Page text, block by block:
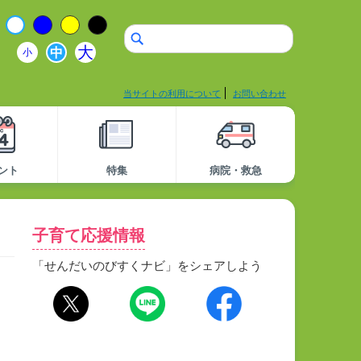
小 中 大
当サイトの利用について お問い合わせ
ト 特集 病院・救急
子育て応援情報
「せんだいのびすくナビ」をシェアしよう